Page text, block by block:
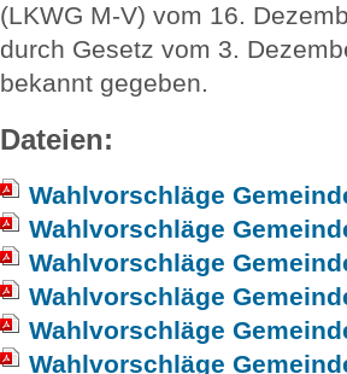
(LKWG M-V) vom 16.
durch Gesetz vom 3.
bekannt gegeben.
Dateien:
Wahlvorschläge
Wahlvorschläge
Wahlvorschläge
Wahlvorschläge
Wahlvorschläge
Wahlvorschläge